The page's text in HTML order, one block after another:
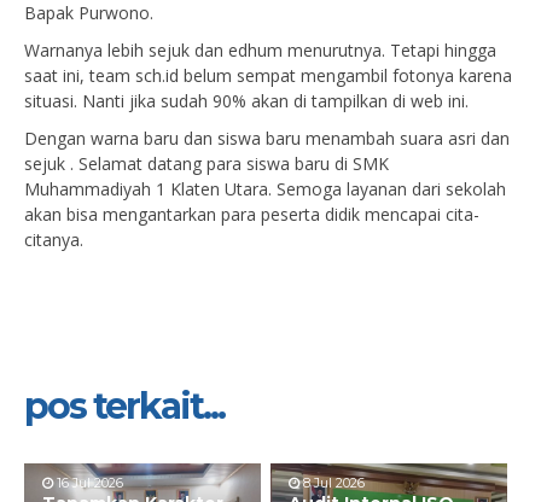
Bapak Purwono.
Warnanya lebih sejuk dan edhum menurutnya. Tetapi hingga
saat ini, team sch.id belum sempat mengambil fotonya karena
situasi. Nanti jika sudah 90% akan di tampilkan di web ini.
Dengan warna baru dan siswa baru menambah suara asri dan
sejuk . Selamat datang para siswa baru di SMK
Muhammadiyah 1 Klaten Utara. Semoga layanan dari sekolah
akan bisa mengantarkan para peserta didik mencapai cita-
citanya.
pos terkait...
16 Jul 2026 8 Jul 2026